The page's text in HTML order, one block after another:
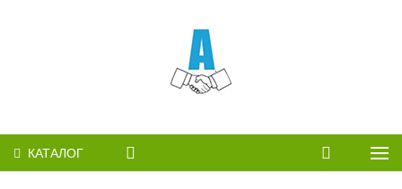
КАТАЛОГ